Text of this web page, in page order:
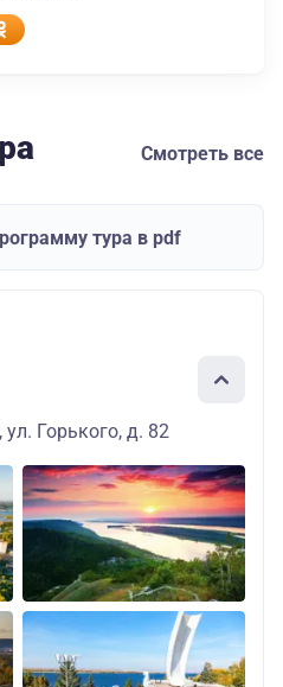
Смотреть все
тура в pdf
Горького, д. 82